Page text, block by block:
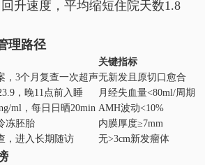
升速度，平均缩短住院天数1.8
理路径
关键指标
，3个月复查一次超声无新发且原切口愈合
，晚11点前入睡
月经失血量<80ml/周期
ml，每日日晒20min AMH波动<10%
冻胚胎
内膜厚度≥7mm
，进入长期随访 无>3cm新发瘤体